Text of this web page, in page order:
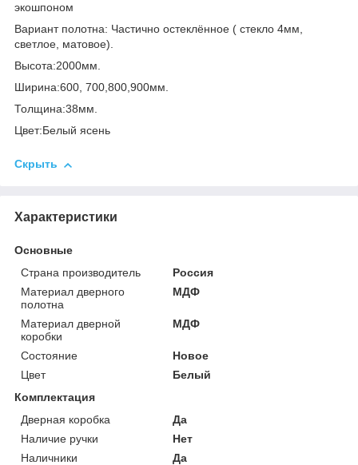
экошпоном
Вариант полотна: Частично остеклённое ( стекло 4мм,
светлое, матовое).
Высота:2000мм.
Ширина:600, 700,800,900мм.
Толщина:38мм.
Цвет:Белый ясень
Скрыть
Характеристики
Основные
Страна производитель
Россия
Материал дверного
полотна
МДФ
Материал дверной
коробки
МДФ
Состояние
Новое
Цвет
Белый
Комплектация
Дверная коробка
Да
Наличие ручки
Нет
Наличники
Да